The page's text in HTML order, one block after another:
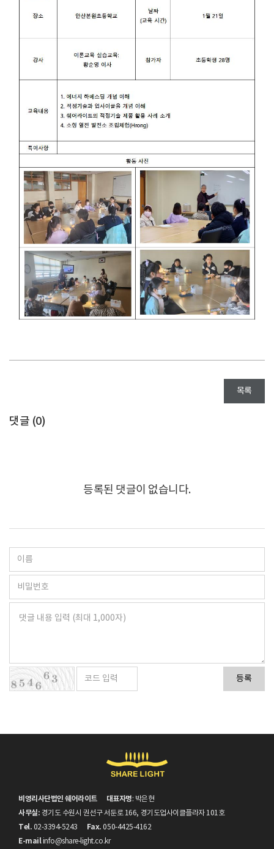
목록
댓글 (0)
등록된 댓글이 없습니다.
등록
비영리사단법인 쉐어라이트 대표자명: 박은현
사무실: 경기도 수원시 권선구 서둔로 166, 경기도업사이클플라자 101호
Tel. 02-3394-5243 Fax. 050-4425-4162
E-mail info@share-light.co.kr